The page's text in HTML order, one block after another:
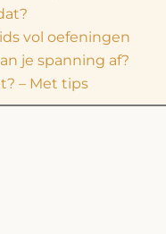
vol oefeningen
je spanning af?
– Met tips